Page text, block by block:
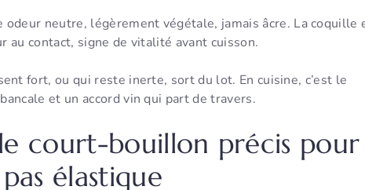
odeur neutre, légèrement végétale, jamais âcre. La coquille
au contact, signe de vitalité avant cuisson.
fort, ou qui reste inerte, sort du lot. En cuisine, c’est le
et un accord vin qui part de travers.
court-bouillon précis pour
élastique